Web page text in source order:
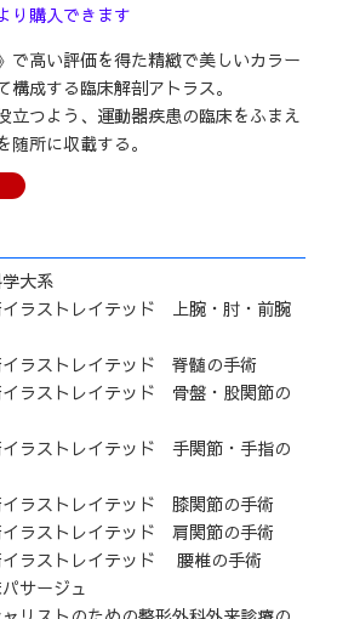
り購入できます
で高い評価を得た精緻で美しいカラー
成する臨床解剖アトラス。
立つよう、運動器疾患の臨床をふまえ
所に収載する。
大系
イラストレイテッド 上腕・肘・前腕
イラストレイテッド 脊髄の手術
イラストレイテッド 骨盤・股関節の
イラストレイテッド 手関節・手指の
イラストレイテッド 膝関節の手術
イラストレイテッド 肩関節の手術
イラストレイテッド 腰椎の手術
サージュ